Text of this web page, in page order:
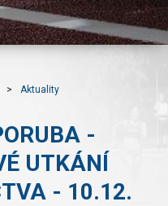
Aktuality
-
UTKÁNÍ
- 10.12.